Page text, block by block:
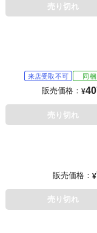
売り切れ
販売価格： ¥
売り切れ
販売価格： ¥
売り切れ